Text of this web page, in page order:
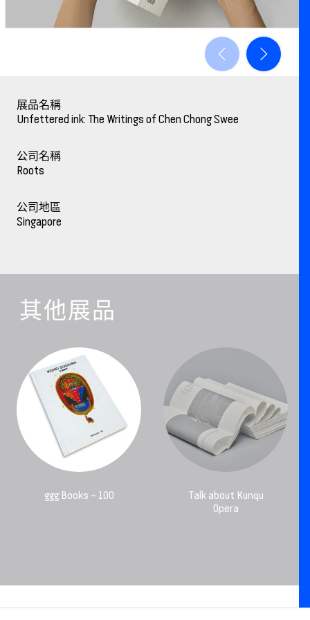
展品名稱
Unfettered ink: The Writings of Chen Chong Swee
公司名稱
Roots
公司地區
Singapore
其他展品
ggg Books – 100
Talk about Kunqu
Opera